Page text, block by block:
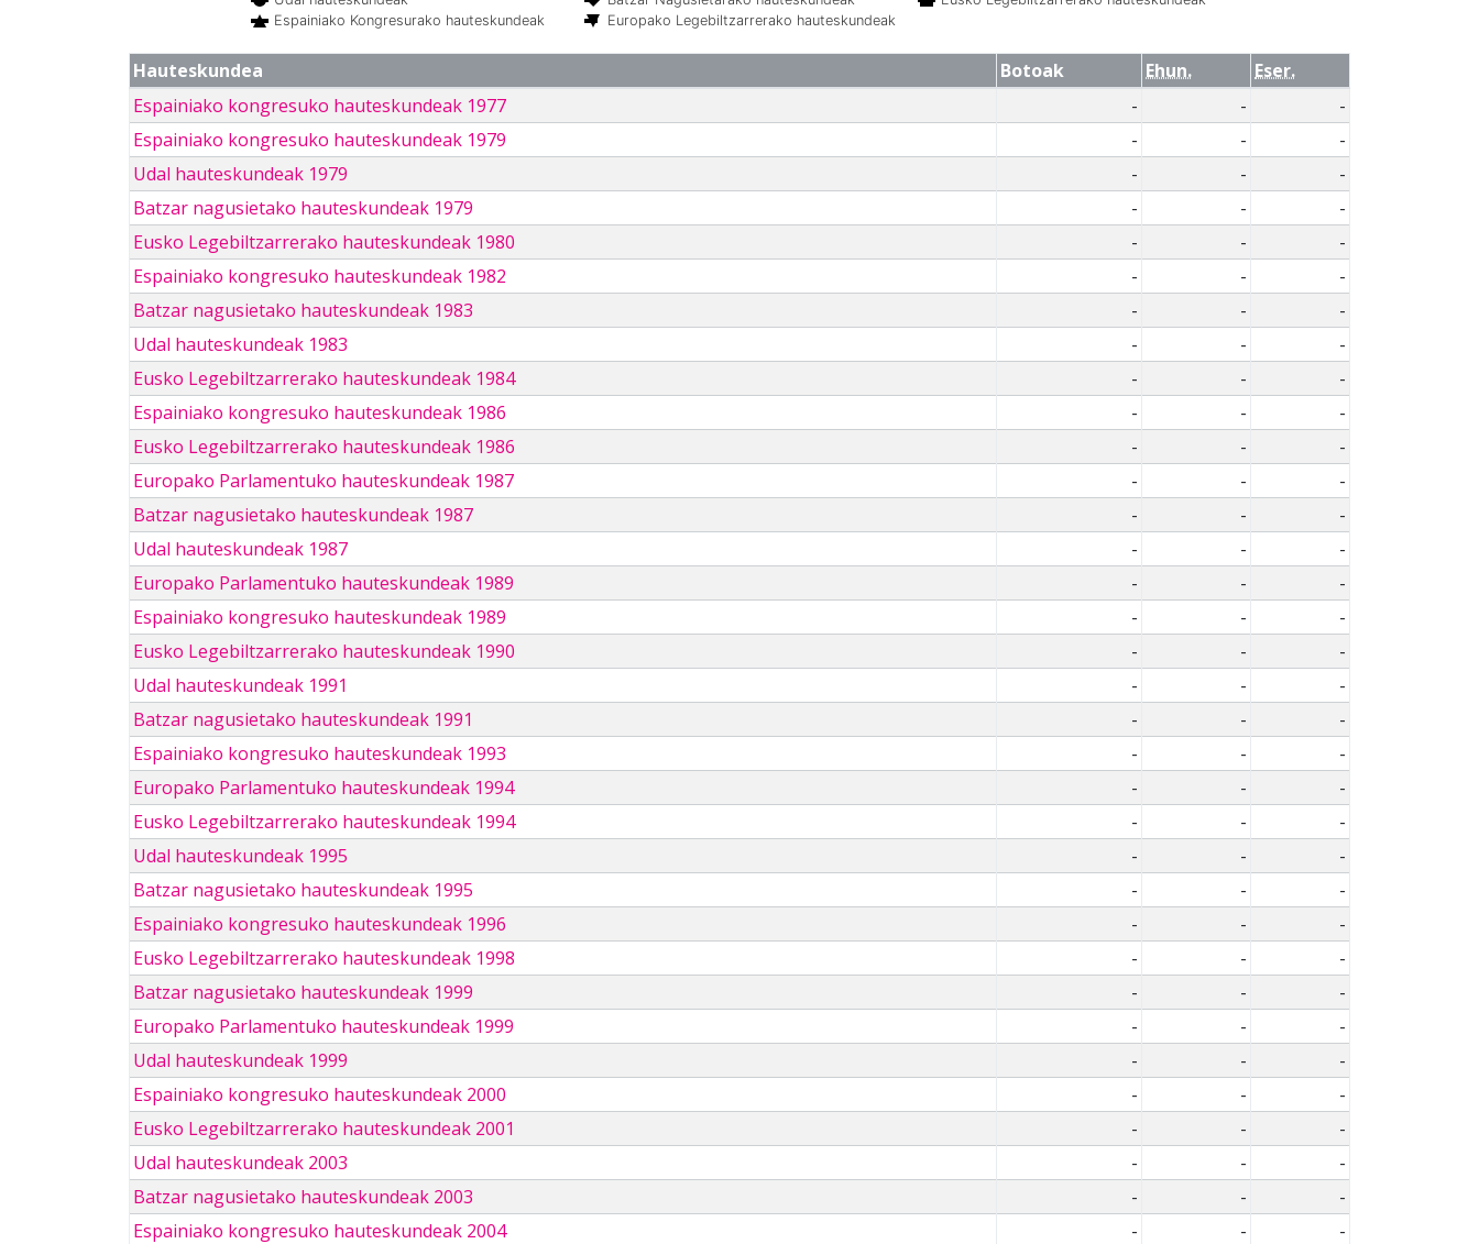
Espainiako Kongresurako hauteskundeak
Europako Legebiltzarrerako hauteskundeak
Hauteskundea Botoak Ehun.
Eser.
Espainiako kongresuko hauteskundeak 1977
- -
-
Espainiako kongresuko hauteskundeak 1979
- -
-
Udal hauteskundeak 1979
- -
-
Batzar nagusietako hauteskundeak 1979
- -
-
Eusko Legebiltzarrerako hauteskundeak 1980
- -
-
Espainiako kongresuko hauteskundeak 1982
- -
-
Batzar nagusietako hauteskundeak 1983
- -
-
Udal hauteskundeak 1983
- -
-
Eusko Legebiltzarrerako hauteskundeak 1984
- -
-
Espainiako kongresuko hauteskundeak 1986
- -
-
Eusko Legebiltzarrerako hauteskundeak 1986
- -
-
Europako Parlamentuko hauteskundeak 1987
- -
-
Batzar nagusietako hauteskundeak 1987
- -
-
Udal hauteskundeak 1987
- -
-
Europako Parlamentuko hauteskundeak 1989
- -
-
Espainiako kongresuko hauteskundeak 1989
- -
-
Eusko Legebiltzarrerako hauteskundeak 1990
- -
-
Udal hauteskundeak 1991
- -
-
Batzar nagusietako hauteskundeak 1991
- -
-
Espainiako kongresuko hauteskundeak 1993
- -
-
Europako Parlamentuko hauteskundeak 1994
- -
-
Eusko Legebiltzarrerako hauteskundeak 1994
- -
-
Udal hauteskundeak 1995
- -
-
Batzar nagusietako hauteskundeak 1995
- -
-
Espainiako kongresuko hauteskundeak 1996
- -
-
Eusko Legebiltzarrerako hauteskundeak 1998
- -
-
Batzar nagusietako hauteskundeak 1999
- -
-
Europako Parlamentuko hauteskundeak 1999
- -
-
Udal hauteskundeak 1999
- -
-
Espainiako kongresuko hauteskundeak 2000
- -
-
Eusko Legebiltzarrerako hauteskundeak 2001
- -
-
Udal hauteskundeak 2003
- -
-
Batzar nagusietako hauteskundeak 2003
- -
-
Espainiako kongresuko hauteskundeak 2004
- -
-